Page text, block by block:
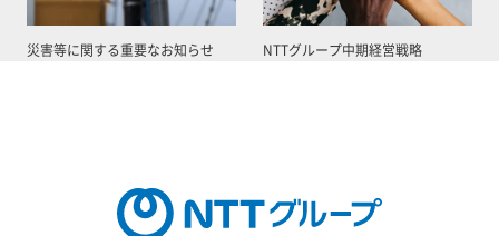
災害等に関する重要なお知らせ NTTグループ中期経営戦略